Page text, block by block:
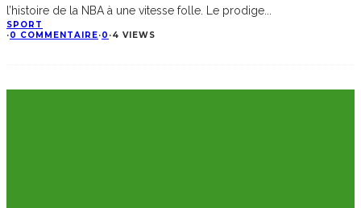
l’histoire de la NBA à une vitesse folle. Le prodige
SPORT
·0 COMMENTAIRE·0 ·4 VIEWS